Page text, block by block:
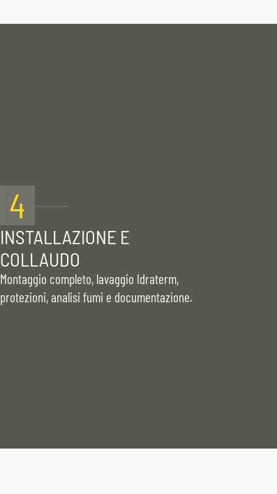
4
INSTALLAZIONE E
COLLAUDO
Montaggio completo, lavaggio Idraterm,
protezioni, analisi fumi e documentazione.